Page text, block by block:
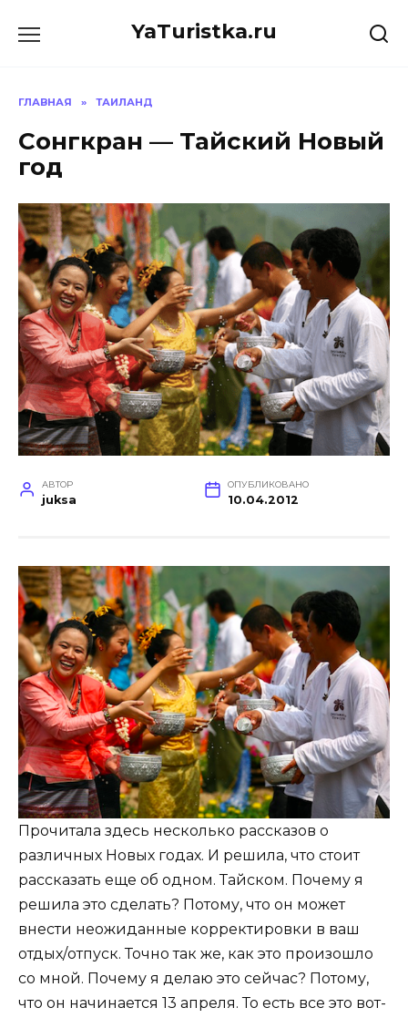
YaTuristka.ru
ГЛАВНАЯ » ТАИЛАНД
Cонгкран — Тайский Новый
год
АВТОР
juksa
ОПУБЛИКОВАНО
10.04.2012
Прочитала здесь несколько рассказов о
различных Новых годах. И решила, что стоит
рассказать еще об одном. Тайском. Почему я
решила это сделать? Потому, что он может
внести неожиданные корректировки в ваш
отдых/отпуск. Точно так же, как это произошло
со мной. Почему я делаю это сейчас? Потому,
что он начинается 13 апреля. То есть все это вот-